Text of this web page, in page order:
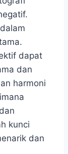
dapat
dan
harmoni
kunci
dan